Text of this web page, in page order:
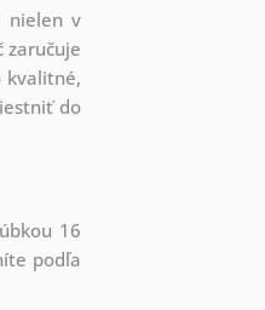
nielen v
zaručuje
kvalitné,
do
16
podľa